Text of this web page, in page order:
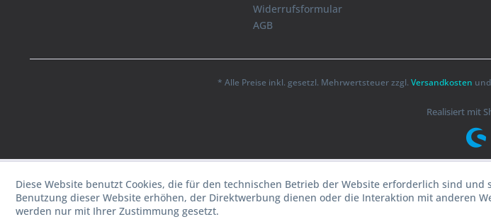
Widerrufsformular
AGB
* Alle Preise inkl. gesetzl. Mehrwertsteuer zzgl. Versandkosten
Realisiert mit
Diese Website benutzt Cookies, die für den technischen Betrieb der Website erforderlich sind und
Benutzung dieser Website erhöhen, der Direktwerbung dienen oder die Interaktion mit anderen
werden nur mit Ihrer Zustimmung gesetzt.